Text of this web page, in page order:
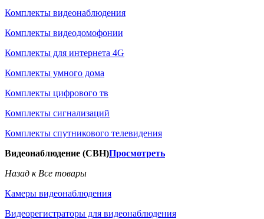
Комплекты видеонаблюдения
Комплекты видеодомофонии
Комплекты для интернета 4G
Комплекты умного дома
Комплекты цифрового тв
Комплекты сигнализаций
Комплекты спутникового телевидения
Видеонаблюдение (СВН)Просмотреть
Назад к Все товары
Камеры видеонаблюдения
Видеорегистраторы для видеонаблюдения